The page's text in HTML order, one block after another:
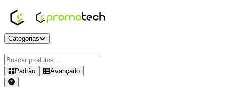
Categorias
Padrão Avançado